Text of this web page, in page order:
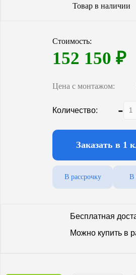
Гарантия (от производителя)
Товар в наличии
Стоимость:
152 150 ₽
Цена с монтажом:
Количество: -
Заказать в 1
В рассрочку В
Бесплатная
Можно купить в